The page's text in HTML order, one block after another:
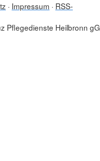
Impressum
RSS-
Pflegedienste Heilbronn